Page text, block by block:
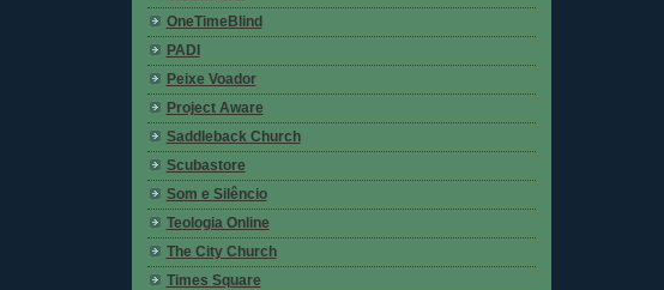
OneTimeBlind
PADI
Peixe Voador
Project Aware
Saddleback Church
Scubastore
Som e Silêncio
Teologia Online
The City Church
Times Square